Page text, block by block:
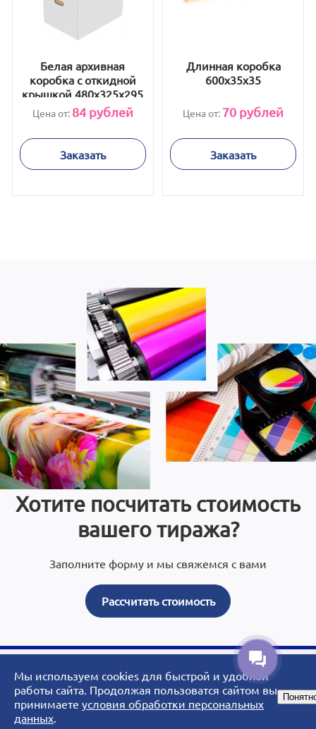
Белая архивная
коробка с откидной
крышкой 480x325x295
Цена от: 84рублей
Заказать
Длинная коробка
600х35х35
Цена от: 70 рублей
Заказать
Хотите посчитать стоимость
вашего тиража?
Заполните форму и мы свяжемся с вами
Рассчитать стоимость
© 2007 - 2026 ArtoPrint.RU|«АртоПринт» - типография, рекламное
агентство, студия дизайна.
Мы используем cookies для быстрой и удобной
работы сайта. Продолжая пользоватся сайтом вы
принимаете условия обработки персональных
данных.